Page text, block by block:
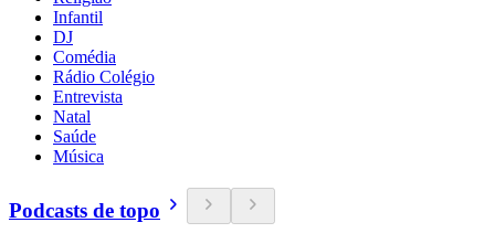
Infantil
DJ
Comédia
Rádio Colégio
Entrevista
Natal
Saúde
Música
Podcasts de topo